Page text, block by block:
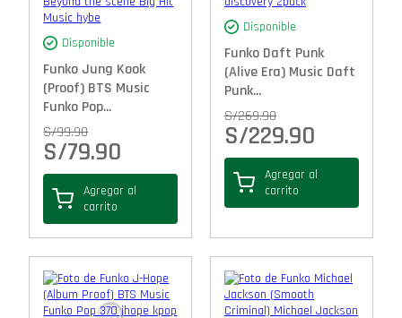
Disponible
Funko Jung Kook
(Proof) BTS Music
Funko Pop...
S/99.90
S/79.90
Agregar al
carrito
Disponible
Funko Daft Punk
(Alive Era) Music Daft
Punk...
S/269.90
S/229.90
Agregar al
carrito